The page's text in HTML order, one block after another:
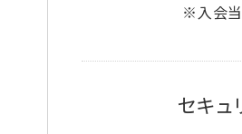
※入会当
セキュ